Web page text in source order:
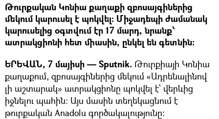
Թուրքական Կոնիա քաղաքի զբոսայգիներից
մեկում կարուսել է պոկվել: Միջադեպի ժամանակ
կարուսելից օգտվում էր 17 մարդ, նրանք՝
ատրակցիոնի հետ միասին, ընկել են գետնին:
ԵՐԵՎԱՆ, 7 մայիսի — Sputnik. Թուրքիայի Կոնիա
քաղաքում, զբոսայգիներից մեկում «Ադրենալինով
լի աշտարակ» ատրակցիոնը պոկվել է՝ վերևից
իջնելու պահին: Այս մասին տեղեկացնում է
թուրքական Anadolu գործակալությունը: